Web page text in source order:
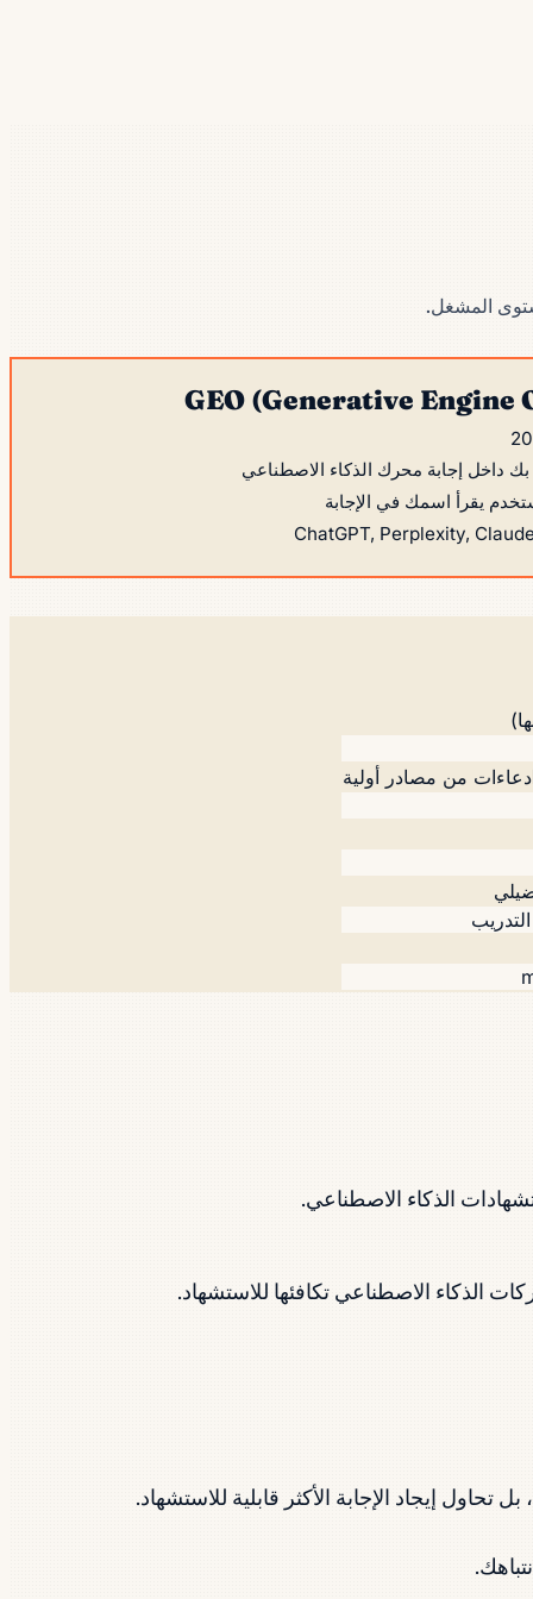
المشغل.
GEO (Generative
بك داخل إجابة محرك الذكاء الاصطناعي
يقرأ اسمك في الإجابة